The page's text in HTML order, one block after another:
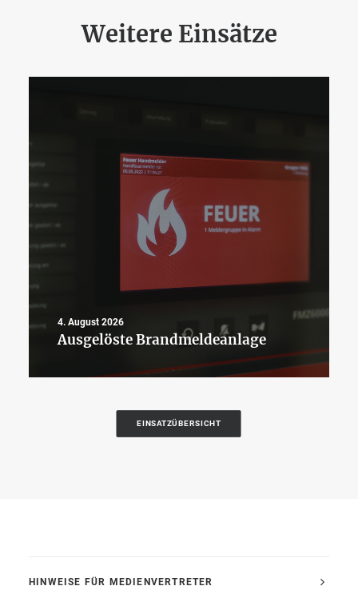
Weitere Einsätze
4. August 2026
Ausgelöste Brandmeldeanlage
EINSATZÜBERSICHT
HINWEISE FÜR MEDIENVERTRETER